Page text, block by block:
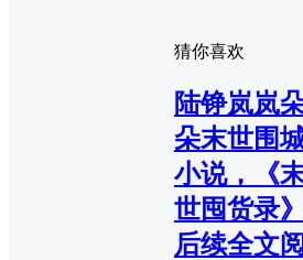
猜你喜欢
陆铮岚岚
朵末世围
小说，《
世囤货录》
后续全文阅